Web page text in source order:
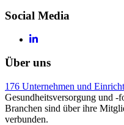
Social Media
Über uns
176 Unternehmen und
Gesundheitsversorgung und -
Branchen sind über ihre
verbunden.